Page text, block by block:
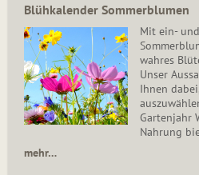
Blühkalender Sommerblumen
Mit ein-
wahres
Unser
Ihnen
Gartenjahr
Nahrung
mehr…